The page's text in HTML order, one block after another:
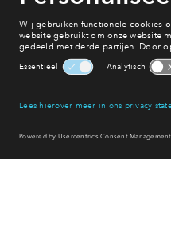
Onderwijs